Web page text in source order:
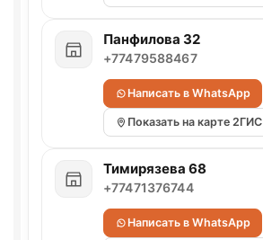
Панфилова 32
+77479588467
Написать в WhatsApp
Показать на карте 2ГИС
Тимирязева 68
+77471376744
Написать в WhatsApp